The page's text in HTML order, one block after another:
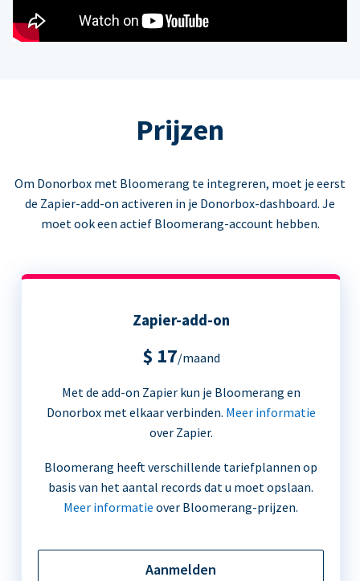
Prijzen
Om Donorbox met Bloomerang te integreren, moet je eerst
de Zapier-add-on activeren in je Donorbox-dashboard. Je
moet ook een actief Bloomerang-account hebben.
Zapier-add-on
$ 17/maand
Met de add-on Zapier kun je Bloomerang en
Donorbox met elkaar verbinden. Meer informatie
over Zapier.
Bloomerang heeft verschillende tariefplannen op
basis van het aantal records dat u moet opslaan.
Meer informatie over Bloomerang-prijzen.
Aanmelden